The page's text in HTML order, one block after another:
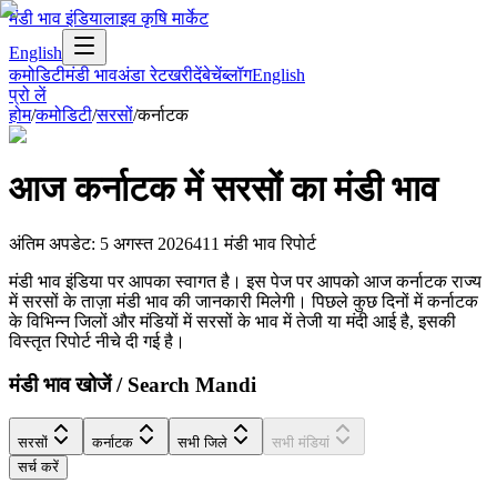
मंडी भाव इंडियालाइव कृषि मार्केट
English
कमोडिटीमंडी भावअंडा रेटखरीदेंबेचेंब्लॉगEnglish
प्रो लें
होम/कमोडिटी/सरसों/कर्नाटक
आजकर्नाटकमेंसरसोंका मंडी भाव
अंतिम अपडेट: 5 अगस्त 2026411 मंडी भाव रिपोर्ट
मंडी भाव इंडिया पर आपका स्वागत है। इस पेज पर आपको आज कर्नाटक राज्य
में सरसों के ताज़ा मंडी भाव की जानकारी मिलेगी। पिछले कुछ दिनों में कर्नाटक
के विभिन्न जिलों और मंडियों में सरसों के भाव में तेजी या मंदी आई है, इसकी
विस्तृत रिपोर्ट नीचे दी गई है।
मंडी भाव खोजें / Search Mandi
सरसों कर्नाटक सभी जिले
सभी मंडियां
सर्च करें